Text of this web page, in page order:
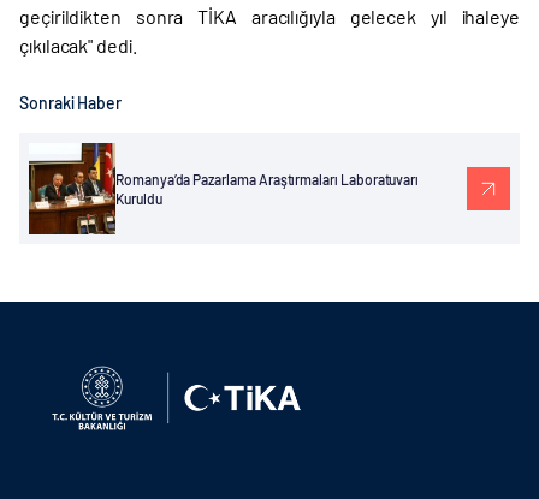
geçirildikten sonra TİKA aracılığıyla gelecek yıl ihaleye
çıkılacak" dedi.
Sonraki Haber
Romanya’da Pazarlama Araştırmaları Laboratuvarı
Kuruldu